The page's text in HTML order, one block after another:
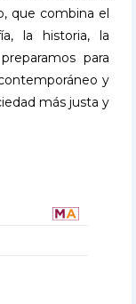
que combina el
la historia, la
para
y
más justa y